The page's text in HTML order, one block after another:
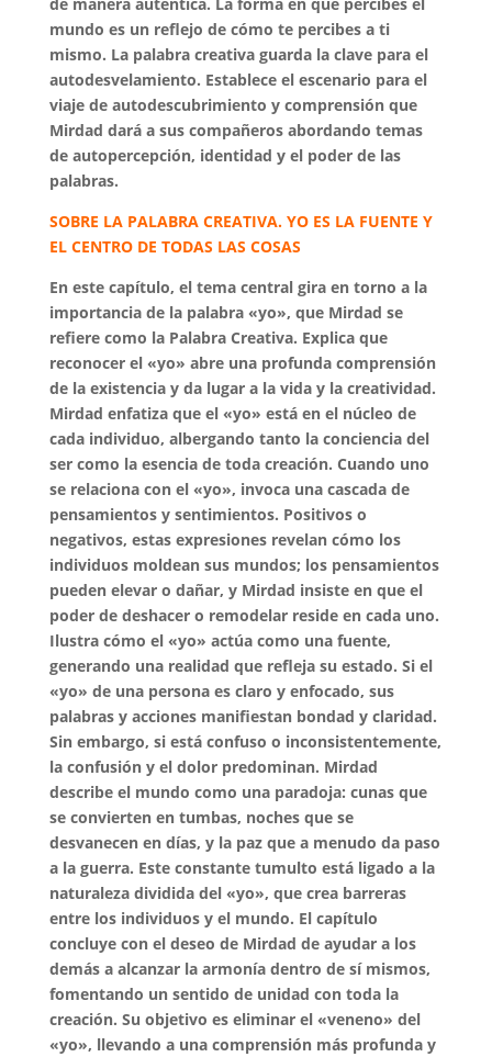
mundo es un reflejo de cómo te percibes a ti
mismo. La palabra creativa guarda la clave para el
autodesvelamiento. Establece el escenario para el
viaje de autodescubrimiento y comprensión que
Mirdad dará a sus compañeros abordando temas
de autopercepción, identidad y el poder de las
palabras.
SOBRE LA PALABRA CREATIVA. YO ES LA FUENTE Y
EL CENTRO DE TODAS LAS COSAS
En este capítulo, el tema central gira en torno a la
importancia de la palabra «yo», que Mirdad se
refiere como la Palabra Creativa. Explica que
reconocer el «yo» abre una profunda comprensión
de la existencia y da lugar a la vida y la creatividad.
Mirdad enfatiza que el «yo» está en el núcleo de
cada individuo, albergando tanto la conciencia del
ser como la esencia de toda creación. Cuando uno
se relaciona con el «yo», invoca una cascada de
pensamientos y sentimientos. Positivos o
negativos, estas expresiones revelan cómo los
individuos moldean sus mundos; los pensamientos
pueden elevar o dañar, y Mirdad insiste en que el
poder de deshacer o remodelar reside en cada uno.
Ilustra cómo el «yo» actúa como una fuente,
generando una realidad que refleja su estado. Si el
«yo» de una persona es claro y enfocado, sus
palabras y acciones manifiestan bondad y claridad.
Sin embargo, si está confuso o inconsistentemente,
la confusión y el dolor predominan. Mirdad
describe el mundo como una paradoja: cunas que
se convierten en tumbas, noches que se
desvanecen en días, y la paz que a menudo da paso
a la guerra. Este constante tumulto está ligado a la
naturaleza dividida del «yo», que crea barreras
entre los individuos y el mundo. El capítulo
concluye con el deseo de Mirdad de ayudar a los
demás a alcanzar la armonía dentro de sí mismos,
fomentando un sentido de unidad con toda la
creación. Su objetivo es eliminar el «veneno» del
«yo», llevando a una comprensión más profunda y